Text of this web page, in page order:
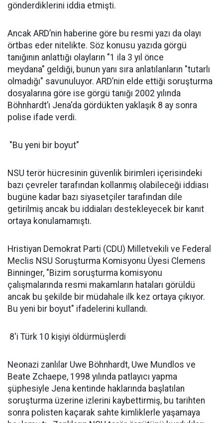
gönderdiklerini iddia etmişti.
Ancak ARD’nin haberine göre bu resmi yazı da olayı
örtbas eder nitelikte. Söz konusu yazıda görgü
tanığının anlattığı olayların "1 ila 3 yıl önce
meydana" geldiği, bunun yanı sıra anlatılanların "tutarlı
olmadığı" savunuluyor. ARD’nin elde ettiği soruşturma
dosyalarına göre ise görgü tanığı 2002 yılında
Böhnhardt’ı Jena'da gördükten yaklaşık 8 ay sonra
polise ifade verdi.
"Bu yeni bir boyut"
NSU terör hücresinin güvenlik birimleri içerisindeki
bazı çevreler tarafından kollanmış olabileceği iddiası
bugüne kadar bazı siyasetçiler tarafından dile
getirilmiş ancak bu iddiaları destekleyecek bir kanıt
ortaya konulamamıştı.
Hristiyan Demokrat Parti (CDU) Milletvekili ve Federal
Meclis NSU Soruşturma Komisyonu Üyesi Clemens
Binninger, "Bizim soruşturma komisyonu
çalışmalarında resmi makamların hataları görüldü
ancak bu şekilde bir müdahale ilk kez ortaya çıkıyor.
Bu yeni bir boyut" ifadelerini kullandı.
8'i Türk 10 kişiyi öldürmüşlerdi
Neonazi zanlılar Uwe Böhnhardt, Uwe Mundlos ve
Beate Zchaepe, 1998 yılında patlayıcı yapma
şüphesiyle Jena kentinde haklarında başlatılan
soruşturma üzerine izlerini kaybettirmiş, bu tarihten
sonra polisten kaçarak sahte kimliklerle yaşamaya